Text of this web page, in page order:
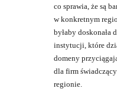
co sprawia, że są
w konkretnym
byłaby doskonała
instytucji, które
domeny
dla firm
regionie.